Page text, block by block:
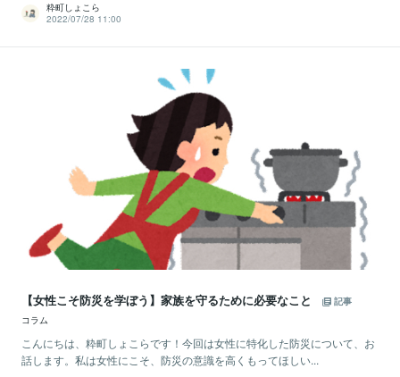
粋町しょこら
2022/07/28 11:00
【女性こそ防災を学ぼう】家族を守るために必要なこと
記事
コラム
こんにちは、粋町しょこらです！今回は女性に特化した防災について、お
話します。私は女性にこそ、防災の意識を高くもってほしい...